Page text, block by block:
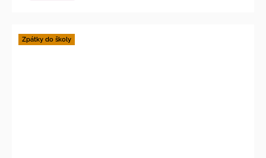
Zpátky do školy